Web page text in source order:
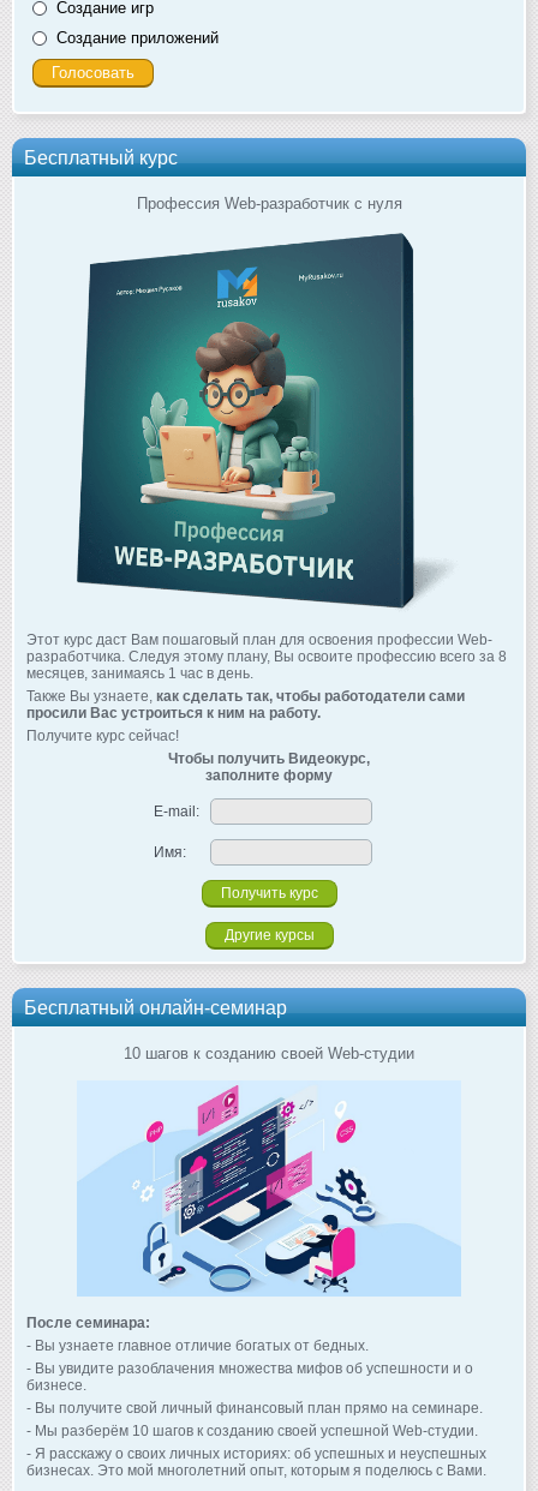
Создание игр
Создание приложений
Бесплатный курс
Профессия Web-разработчик с нуля
Этот курс даст Вам пошаговый план для освоения профессии Web-
разработчика. Следуя этому плану, Вы освоите профессию всего за 8
месяцев, занимаясь 1 час в день.
Также Вы узнаете, как сделать так, чтобы работодатели сами
просили Вас устроиться к ним на работу.
Получите курс сейчас!
Чтобы получить Видеокурс,
заполните форму
E-mail:
Имя:
Другие курсы
Бесплатный онлайн-семинар
10 шагов к созданию своей Web-студии
После семинара:
- Вы узнаете главное отличие богатых от бедных.
- Вы увидите разоблачения множества мифов об успешности и о
бизнесе.
- Вы получите свой личный финансовый план прямо на семинаре.
- Мы разберём 10 шагов к созданию своей успешной Web-студии.
- Я расскажу о своих личных историях: об успешных и неуспешных
бизнесах. Это мой многолетний опыт, которым я поделюсь с Вами.